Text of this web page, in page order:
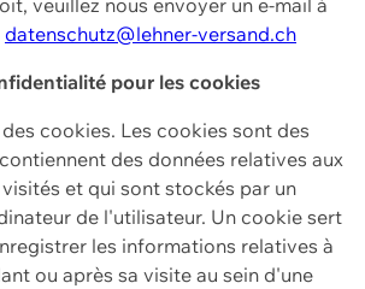
datenschutz@lehner-versand.ch
pour les cookies
cookies. Les cookies sont des
des données relatives aux
et qui sont stockés par un
de l'utilisateur. Un cookie sert
les informations relatives à
ou après sa visite au sein d'une